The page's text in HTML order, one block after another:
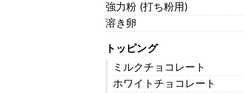
強力粉 (打ち粉用)
溶き卵
トッピング
ミルクチョコレート
ホワイトチョコレート